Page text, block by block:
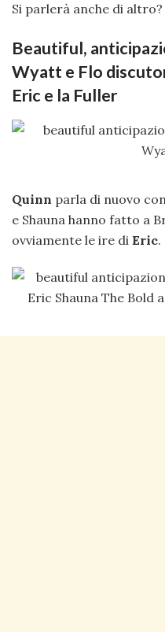
Si parlerà anche di
Beautiful,
Wyatt e Flo
Eric e la Fuller
Quinn parla di nuovo con
e Shauna hanno fatto a
ovviamente le ire di Eric.